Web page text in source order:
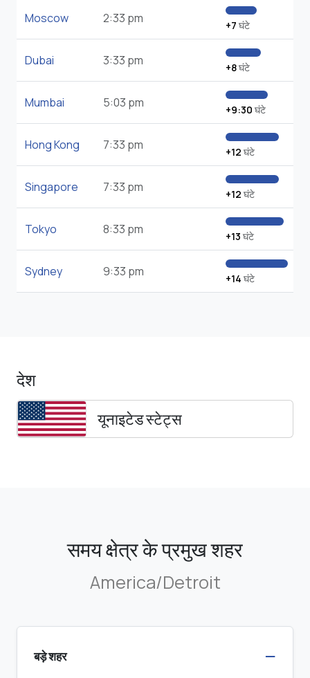
Moscow 2:33 pm +7 घंटे
Dubai 3:33 pm +8घंटे
Mumbai 5:03 pm +9:30 घंटे
Hong Kong 7:33 pm +12 घंटे
Singapore 7:33 pm +12 घंटे
Tokyo 8:33 pm +13 घंटे
Sydney 9:33 pm +14 घंटे
देश
यूनाइटेड स्टेट्स
समय क्षेत्र के प्रमुख शहर
America/Detroit
बड़े शहर